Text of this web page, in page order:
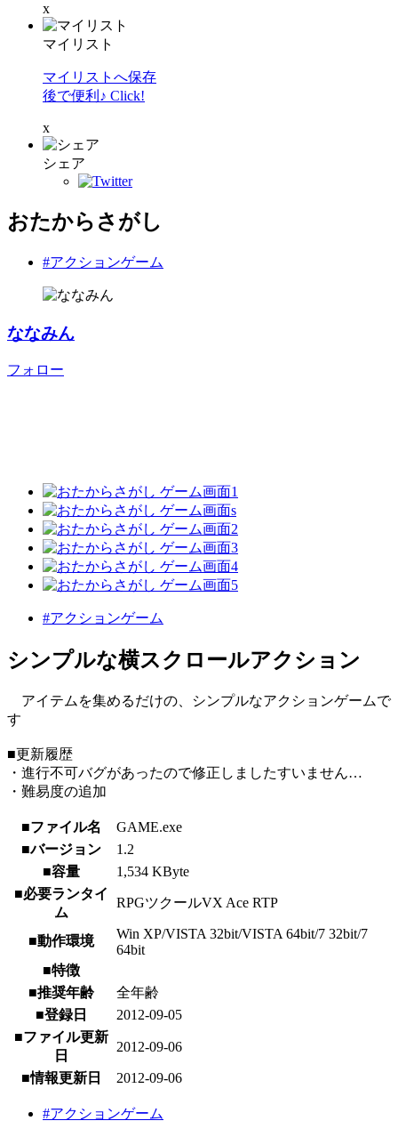
x
マイリスト
マイリストへ保存
後で便利♪ Click!
x
シェア
おたからさがし
#アクションゲーム
ななみん
フォロー
#アクションゲーム
シンプルな横スクロールアクション
アイテムを集めるだけの、シンプルなアクションゲームで
す
■更新履歴
・進行不可バグがあったので修正しましたすいません…
・難易度の追加
■ファイル名
GAME.exe
■バージョン
1.2
■容量
1,534 KByte
■必要ランタイ
ム
RPGツクールVX Ace RTP
■動作環境
Win XP/VISTA 32bit/VISTA 64bit/7 32bit/7
64bit
■特徴
■推奨年齢
全年齢
■登録日
2012-09-05
■ファイル更新
日
2012-09-06
■情報更新日 2012-09-06
#アクションゲーム